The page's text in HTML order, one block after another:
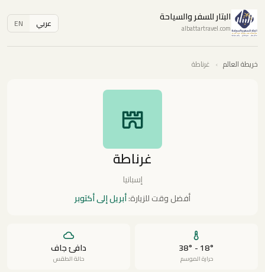
البتار للسفر والسياحة
albattartravel.com عربي EN
خريطة العالم › غرناطة
غرناطة
إسبانيا
أفضل وقت للزيارة:أبريل إلى أكتوبر
18° - 38°
حرارة الموسم
دافئ جاف
حالة الطقس